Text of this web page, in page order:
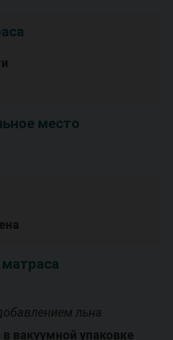
место
льна
вакуумной упаковке